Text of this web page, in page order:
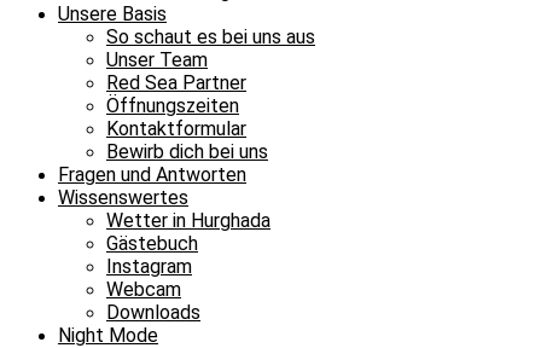
Unsere Basis
So schaut es bei uns aus
Unser Team
Red Sea Partner
Öffnungszeiten
Kontaktformular
Bewirb dich bei uns
Fragen und Antworten
Wissenswertes
Wetter in Hurghada
Gästebuch
Instagram
Webcam
Downloads
Night Mode